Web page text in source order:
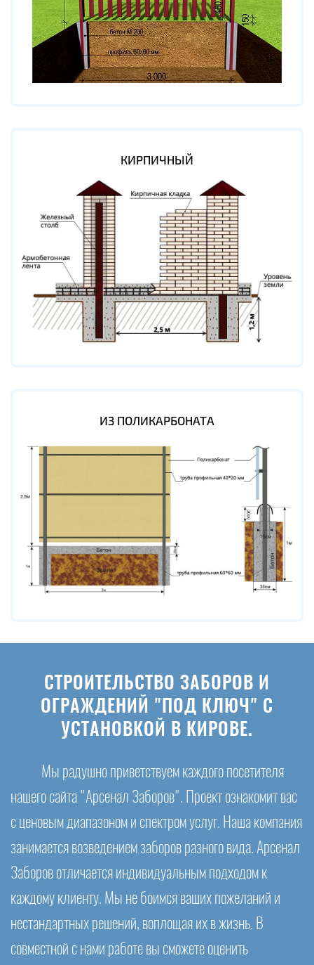
КИРПИЧНЫЙ
ИЗ ПОЛИКАРБОНАТА
СТРОИТЕЛЬСТВО ЗАБОРОВ И
ОГРАЖДЕНИЙ "ПОД КЛЮЧ" С
УСТАНОВКОЙ В КИРОВЕ.
Мы радушно приветствуем каждого посетителя
нашего сайта "Арсенал Заборов". Проект ознакомит вас
с ценовым диапазоном и спектром услуг. Наша компания
занимается возведением заборов разного вида. Арсенал
Заборов отличается индивидуальным подходом к
каждому клиенту. Мы не боимся ваших пожеланий и
нестандартных решений, воплощая их в жизнь. В
совместной с нами работе вы сможете оценить